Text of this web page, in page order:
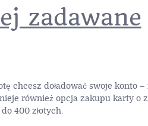
zadawane
chcesz doładować swoje konto –
również opcja zakupu karty o
400 złotych.